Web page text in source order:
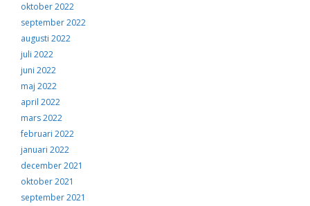
oktober 2022
september 2022
augusti 2022
juli 2022
juni 2022
maj 2022
april 2022
mars 2022
februari 2022
januari 2022
december 2021
oktober 2021
september 2021